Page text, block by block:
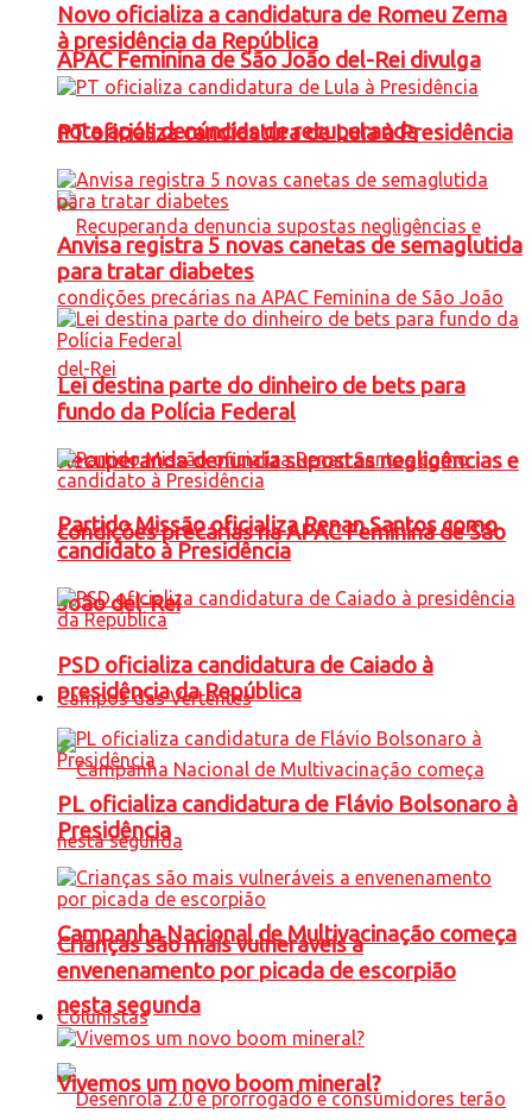
APAC Feminina de São João del-Rei divulga
nota após denúncias de recuperanda
Recuperanda denuncia supostas negligências e
condições precárias na APAC Feminina de São
João del-Rei
Campos das Vertentes
Campanha Nacional de Multivacinação começa
nesta segunda
Novo oficializa a candidatura de Romeu Zema
à presidência da República
PT oficializa candidatura de Lula à Presidência
Anvisa registra 5 novas canetas de semaglutida
para tratar diabetes
Lei destina parte do dinheiro de bets para
fundo da Polícia Federal
Partido Missão oficializa Renan Santos como
candidato à Presidência
PSD oficializa candidatura de Caiado à
presidência da República
PL oficializa candidatura de Flávio Bolsonaro à
Presidência
Crianças são mais vulneráveis a
envenenamento por picada de escorpião
Colunistas
Vivemos um novo boom mineral?